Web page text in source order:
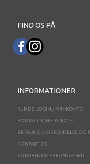
FIND OS PÅ
INFORMATIONER
KUNDE LOGIN / MIN KONTO
FORTROLIGHEDS NOTE
BETALING, FORSENDELSE OG
KONTAKT OS
FORRETNINGSBETINGELSER